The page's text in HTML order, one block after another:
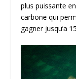
plus puissante
carbone qui
gagner jusqu’a